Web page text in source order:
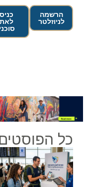
הרשמה
לניוזלטר
כל הפוסטים